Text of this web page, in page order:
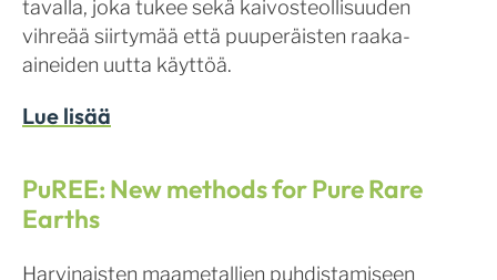
tavalla, joka tukee sekä kaivosteollisuuden
vihreää siirtymää että puuperäisten raaka-
aineiden uutta käyttöä.
Lue lisää
PuREE: New methods for Pure Rare
Earths
Harvinaisten maametallien puhdistamiseen